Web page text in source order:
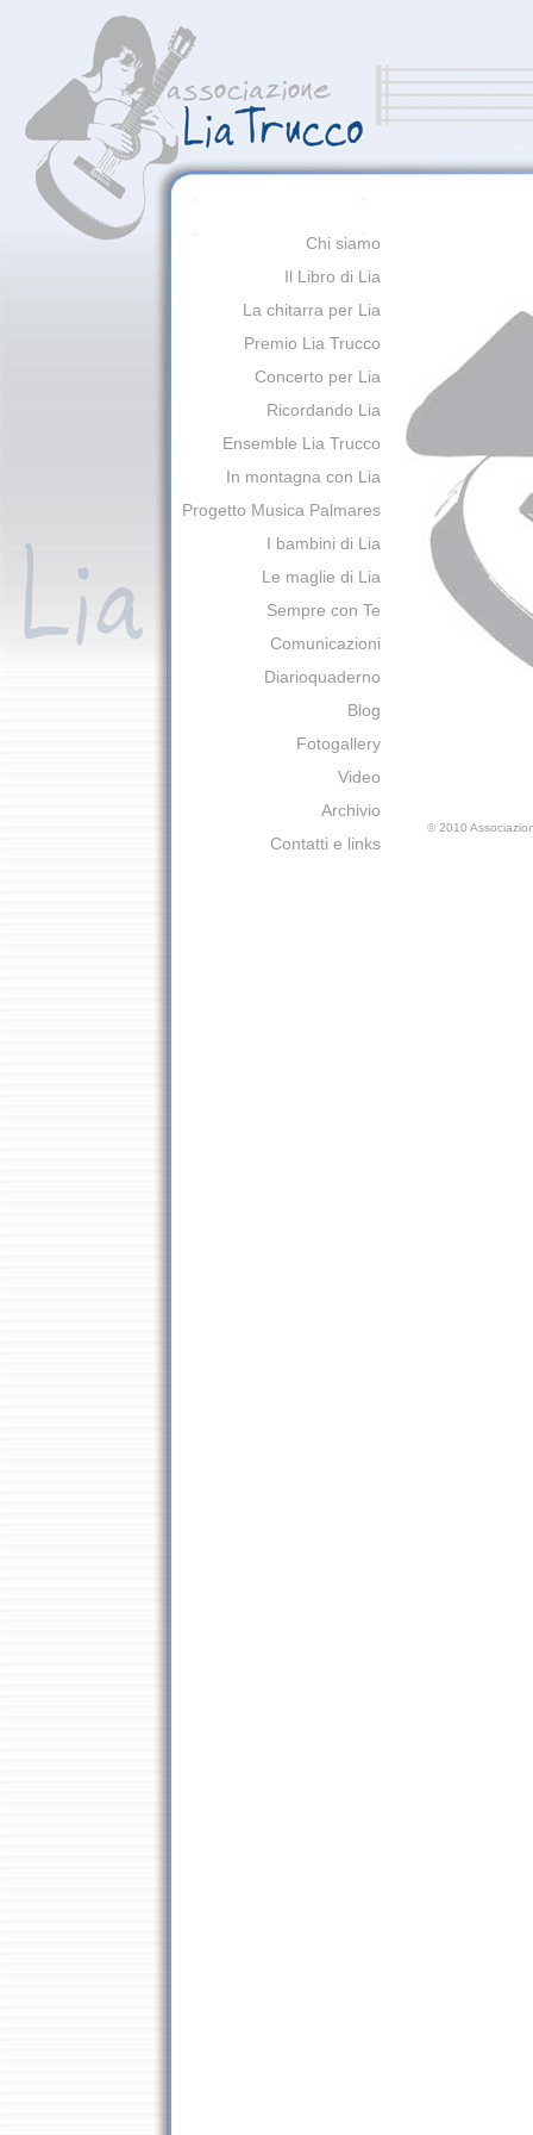
Chi siamo
Il Libro di Lia
La chitarra per Lia
Premio Lia Trucco
Concerto per Lia
Ricordando Lia
Ensemble Lia Trucco
In montagna con Lia
Progetto Musica Palmares
I bambini di Lia
Le maglie di Lia
Sempre con Te
Comunicazioni
Diarioquaderno
Blog
Fotogallery
Video
Archivio
Contatti e links
© 2010